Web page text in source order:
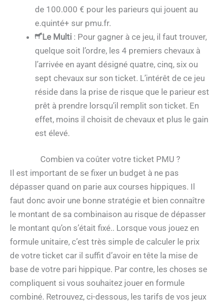
de 100.000 € pour les parieurs qui jouent au
e.quinté+ sur pmu.fr.
Le Multi : Pour gagner à ce jeu, il faut trouver,
quelque soit l’ordre, les 4 premiers chevaux à
l’arrivée en ayant désigné quatre, cinq, six ou
sept chevaux sur son ticket. L’intérêt de ce jeu
réside dans la prise de risque que le parieur est
prêt à prendre lorsqu’il remplit son ticket. En
effet, moins il choisit de chevaux et plus le gain
est élevé.
Combien va coûter votre ticket PMU ?
Il est important de se fixer un budget à ne pas
dépasser quand on parie aux courses hippiques. Il
faut donc avoir une bonne stratégie et bien connaître
le montant de sa combinaison au risque de dépasser
le montant qu’on s’était fixé.. Lorsque vous jouez en
formule unitaire, c’est très simple de calculer le prix
de votre ticket car il suffit d’avoir en tête la mise de
base de votre pari hippique. Par contre, les choses se
compliquent si vous souhaitez jouer en formule
combiné. Retrouvez, ci-dessous, les tarifs de vos jeux